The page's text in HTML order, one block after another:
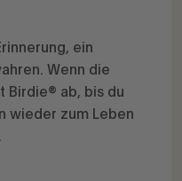
ein
Wenn die
Birdie® ab, bis du
wieder zum Leben